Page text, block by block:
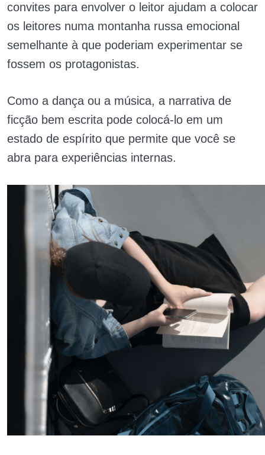
convites para envolver o leitor ajudam a colocar
os leitores numa montanha russa emocional
semelhante à que poderiam experimentar se
fossem os protagonistas.
Como a dança ou a música, a narrativa de
ficção bem escrita pode colocá-lo em um
estado de espírito que permite que você se
abra para experiências internas.